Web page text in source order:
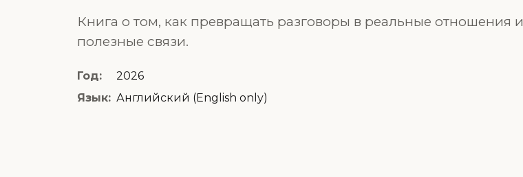
Книга о том, как превращать разговоры в реальные отношения и
полезные связи.
Год:
2026
Язык: Английский (English only)